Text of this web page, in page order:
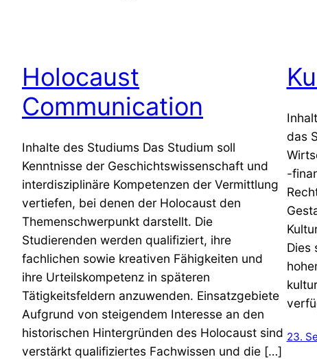
Holocaust
Communication
Inhalte des Studiums Das Studium soll
Kenntnisse der Geschichtswissenschaft und
interdisziplinäre Kompetenzen der Vermittlung
vertiefen, bei denen der Holocaust den
Themenschwerpunkt darstellt. Die
Studierenden werden qualifiziert, ihre
fachlichen sowie kreativen Fähigkeiten und
ihre Urteilskompetenz in späteren
Tätigkeitsfeldern anzuwenden. Einsatzgebiete
Aufgrund von steigendem Interesse an den
historischen Hintergründen des Holocaust sind
verstärkt qualifiziertes Fachwissen und die […]
das
-
Dies
23.